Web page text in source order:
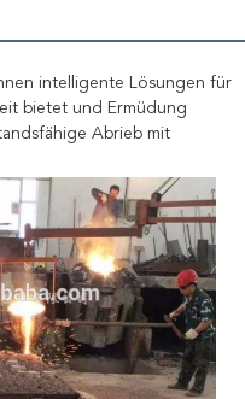
intelligente Lösungen für
bietet und Ermüdung
Abrieb mit